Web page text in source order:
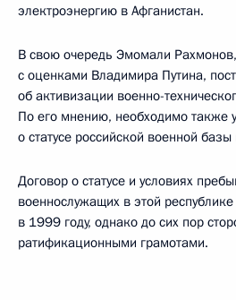
электроэнергию в Афганистан.
В свою очередь Эмомали
с оценками Владимира Путина,
об активизации военно-
По его мнению, необходимо также
о статусе российской военной
Договор о статусе и условиях
военнослужащих в этой
в 1999 году, однако до сих пор
ратификационными грамотами.